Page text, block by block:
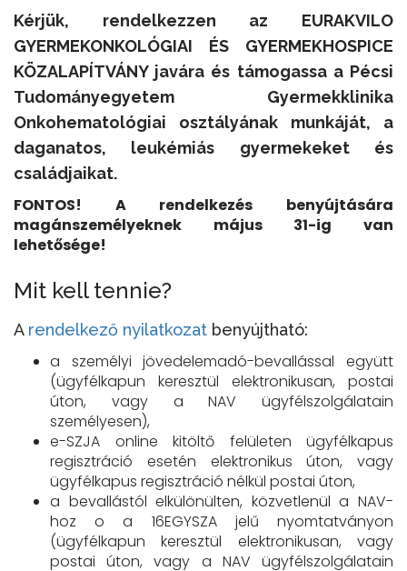
Kérjük, rendelkezzen az EURAKVILO
GYERMEKONKOLÓGIAI ÉS GYERMEKHOSPICE
KÖZALAPÍTVÁNY javára és támogassa a Pécsi
Tudományegyetem Gyermekklinika
Onkohematológiai osztályának munkáját, a
daganatos, leukémiás gyermekeket és
családjaikat.
FONTOS! A rendelkezés benyújtására
magánszemélyeknek május 31-ig van
lehetősége!
Mit kell tennie?
A rendelkező nyilatkozat benyújtható:
a személyi jövedelemadó-bevallással együtt
(ügyfélkapun keresztül elektronikusan, postai
úton, vagy a NAV ügyfélszolgálatain
személyesen),
e-SZJA online kitöltő felületen ügyfélkapus
regisztráció esetén elektronikus úton, vagy
ügyfélkapus regisztráció nélkül postai úton,
a bevallástól elkülönülten, közvetlenül a NAV-
hoz o a 16EGYSZA jelű nyomtatványon
(ügyfélkapun keresztül elektronikusan, vagy
postai úton, vagy a NAV ügyfélszolgálatain